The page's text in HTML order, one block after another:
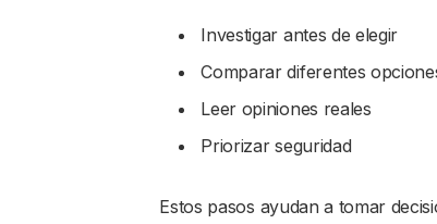
Investigar antes de elegir
Comparar diferentes
Leer opiniones reales
Priorizar seguridad
Estos pasos ayudan a tomar